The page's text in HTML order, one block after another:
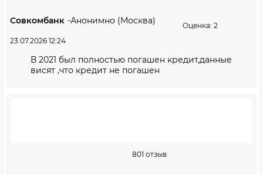
Совкомбанк -Анонимно (Москва)
Оценка: 2
23.07.2026 12:24
В 2021 был полностью погашен кредит,данные
висят ,что кредит не погашен
801 отзыв